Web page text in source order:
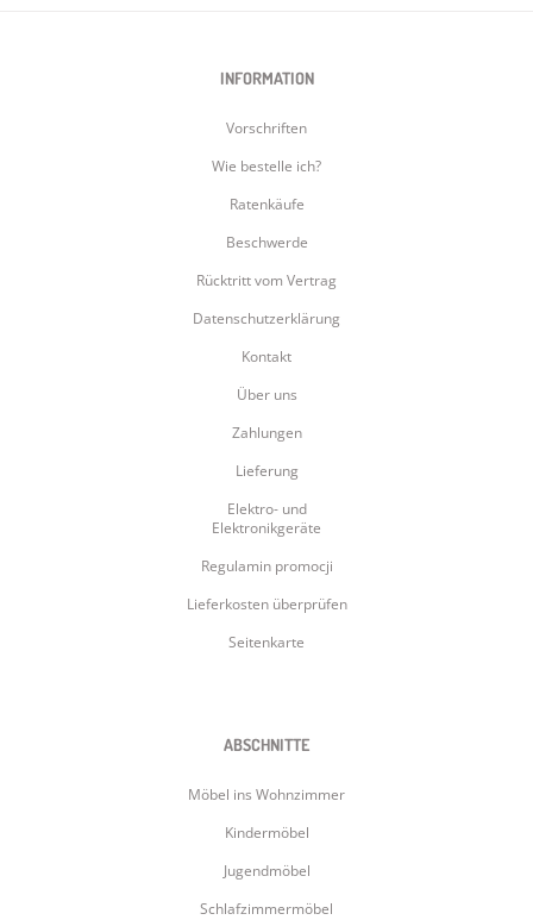
INFORMATION
Vorschriften
Wie bestelle ich?
Ratenkäufe
Beschwerde
Rücktritt vom Vertrag
Datenschutzerklärung
Kontakt
Über uns
Zahlungen
Lieferung
Elektro- und
Elektronikgeräte
Regulamin promocji
Lieferkosten überprüfen
Seitenkarte
ABSCHNITTE
Möbel ins Wohnzimmer
Kindermöbel
Jugendmöbel
Schlafzimmermöbel